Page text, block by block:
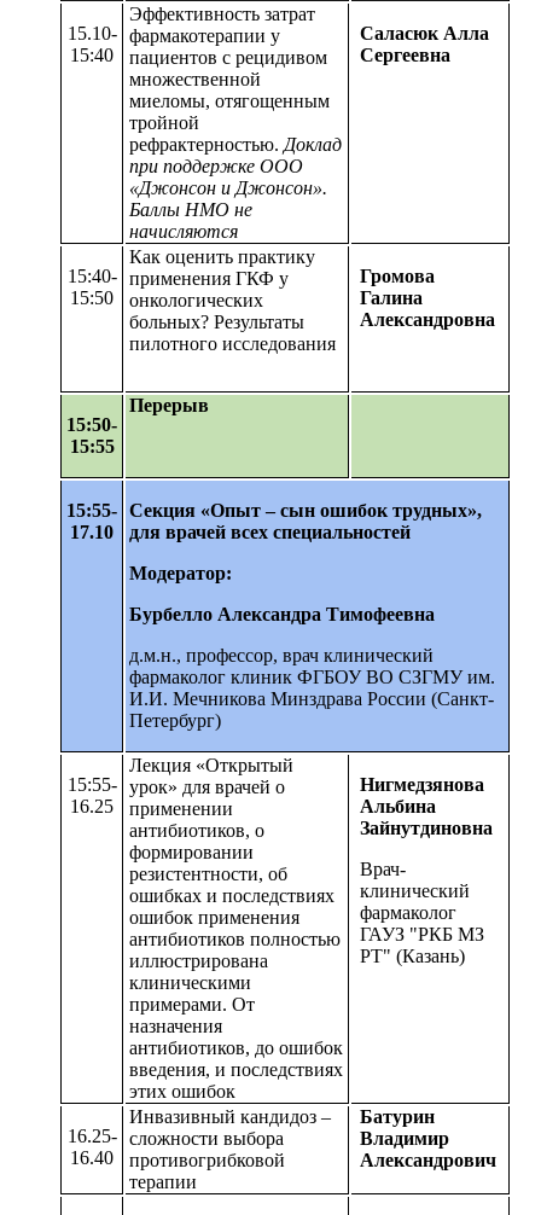
15.10-
15:40
Эффективность затрат
фармакотерапии у
пациентов с рецидивом
множественной
миеломы, отягощенным
тройной
рефрактерностью. Доклад
при поддержке ООО
«Джонсон и Джонсон».
Баллы НМО не
начисляются
Саласюк Алла
Сергеевна
15:40-
15:50
Как оценить практику
применения ГКФ у
онкологических
больных? Результаты
пилотного исследования
Громова
Галина
Александровна
15:50-
15:55
Перерыв
15:55-
17.10
Секция «Опыт – сын ошибок трудных»,
для врачей всех специальностей
Модератор:
Бурбелло Александра Тимофеевна
д.м.н., профессор, врач клинический
фармаколог клиник ФГБОУ ВО СЗГМУ им.
И.И. Мечникова Минздрава России (Санкт-
Петербург)
15:55-
16.25
Лекция «Открытый
урок» для врачей о
применении
антибиотиков, о
формировании
резистентности, об
ошибках и последствиях
ошибок применения
антибиотиков полностью
иллюстрирована
клиническими
примерами. От
назначения
антибиотиков, до ошибок
введения, и последствиях
этих ошибок
Нигмедзянова
Альбина
Зайнутдиновна
Врач-
клинический
фармаколог
ГАУЗ "РКБ МЗ
РТ" (Казань)
16.25-
16.40
Инвазивный кандидоз –
сложности выбора
противогрибковой
терапии
Батурин
Владимир
Александрович